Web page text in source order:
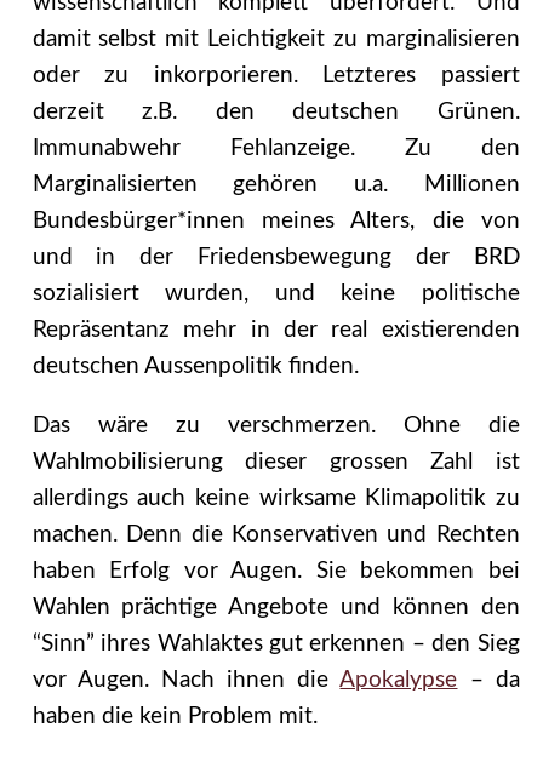
damit selbst mit Leichtigkeit zu marginalisieren
oder zu inkorporieren. Letzteres passiert
derzeit z.B. den deutschen Grünen.
Immunabwehr Fehlanzeige. Zu den
Marginalisierten gehören u.a. Millionen
Bundesbürger*innen meines Alters, die von
und in der Friedensbewegung der BRD
sozialisiert wurden, und keine politische
Repräsentanz mehr in der real existierenden
deutschen Aussenpolitik finden.
Das wäre zu verschmerzen. Ohne die
Wahlmobilisierung dieser grossen Zahl ist
allerdings auch keine wirksame Klimapolitik zu
machen. Denn die Konservativen und Rechten
haben Erfolg vor Augen. Sie bekommen bei
Wahlen prächtige Angebote und können den
“Sinn” ihres Wahlaktes gut erkennen – den Sieg
vor Augen. Nach ihnen dieApokalypse – da
haben die kein Problem mit.